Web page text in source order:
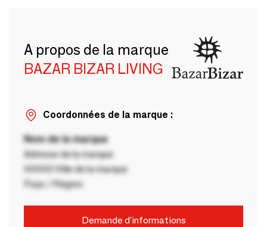
A propos de la marque
BAZAR BIZAR LIVING
Coordonnées de la marque :
Nom de la marque
Adresse de la marque
00000 Ville de la marque
Pays / Région
Demande d'informations